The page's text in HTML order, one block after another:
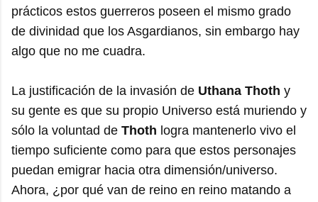
prácticos estos guerreros poseen el mismo grado
de divinidad que los Asgardianos, sin embargo hay
algo que no me cuadra.
La justificación de la invasión de Uthana Thoth y
su gente es que su propio Universo está muriendo y
sólo la voluntad de Thoth logra mantenerlo vivo el
tiempo suficiente como para que estos personajes
puedan emigrar hacia otra dimensión/universo.
Ahora, ¿por qué van de reino en reino matando a